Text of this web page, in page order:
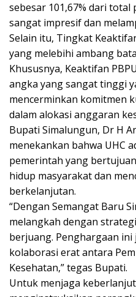
sebesar 101,67% dari
sangat impresif dan
Selain itu, Tingkat
yang melebihi ambang
Khususnya, Keaktifan
angka yang sangat tinggi
mencerminkan komitmen
dalam alokasi anggaran
Bupati Simalungun, Dr H
menekankan bahwa UHC
pemerintah yang
hidup masyarakat dan
berkelanjutan.
“Dengan Semangat Baru
melangkah dengan
berjuang. Penghargaan
kolaborasi erat antara
Kesehatan,” tegas Bupati.
Untuk menjaga